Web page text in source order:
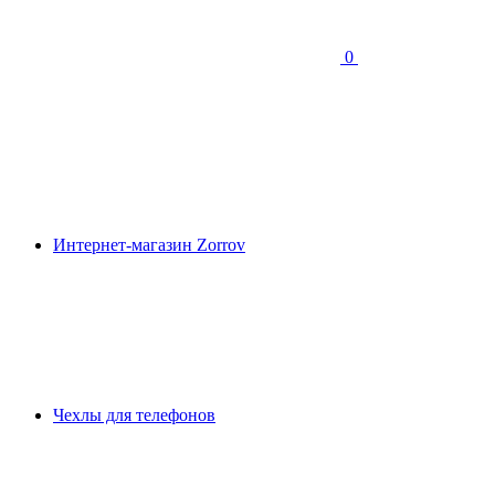
0
Интернет-магазин Zorrov
Чехлы для телефонов